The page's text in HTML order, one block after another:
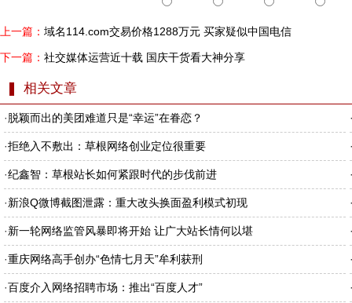
上一篇： 域名114.com交易价格1288万元 买家疑似中国电信
下一篇： 社交媒体运营近十载 国庆干货看大神分享
相关文章
·脱颖而出的美团难道只是“幸运”在眷恋？
·拒绝入不敷出：草根网络创业定位很重要
·纪鑫智：草根站长如何紧跟时代的步伐前进
·新浪Q微博截图泄露：重大改头换面盈利模式初现
·新一轮网络监管风暴即将开始 让广大站长情何以堪
·重庆网络高手创办“色情七月天”牟利获刑
·百度介入网络招聘市场：推出“百度人才”